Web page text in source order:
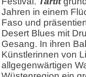
Jahren in einem
Faso und
Desert Blues mit
Gesang. In ihren
Künstlerinnen von
allgegenwärtigen